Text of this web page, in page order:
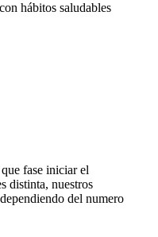
hábitos saludables
fase iniciar el
distinta, nuestros
del numero